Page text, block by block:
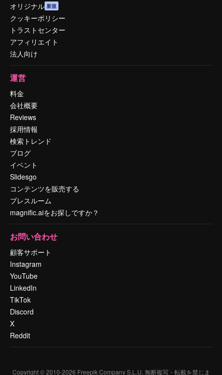
オリジナル 新規
クッキーポリシー
トラストセンター
アフィリエイト
法人向け
運営
料金
会社概要
Reviews
採用情報
検索トレンド
ブログ
イベント
Slidesgo
コンテンツを販売する
プレスルーム
magnific.aiをお探しですか？
お問い合わせ
顧客サポート
Instagram
YouTube
LinkedIn
TikTok
Discord
X
Reddit
Copyright © 2010-2026 Freepik Company S.L.U. 無断複写・転載を禁じま